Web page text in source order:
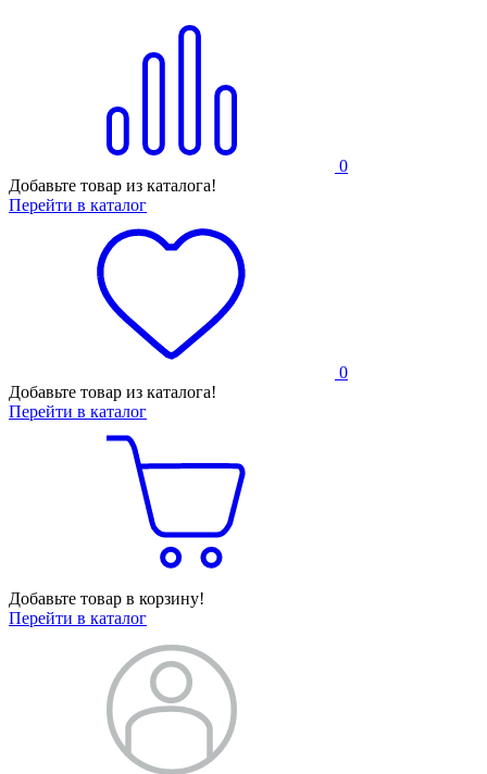
0
Добавьте товар из каталога!
Перейти в каталог
0
Добавьте товар из каталога!
Перейти в каталог
Добавьте товар в корзину!
Перейти в каталог